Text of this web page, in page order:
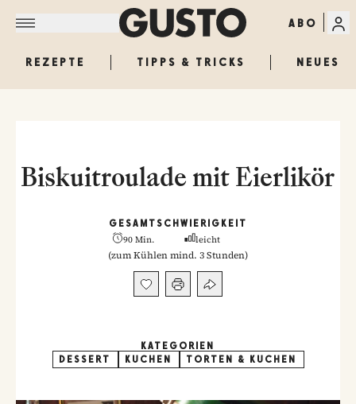
ABO
REZEPTE TIPPS & TRICKS NEUES
Biskuitroulade mit Eierlikör
GESAMT
90 Min.
SCHWIERIGKEIT
leicht
(zum Kühlen mind. 3 Stunden)
KATEGORIEN
DESSERT
KUCHEN TORTEN & KUCHEN